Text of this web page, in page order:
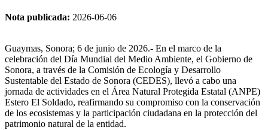
Nota publicada: 2026-06-06
Guaymas, Sonora; 6 de junio de 2026.- En el marco de la
celebración del Día Mundial del Medio Ambiente, el Gobierno de
Sonora, a través de la Comisión de Ecología y Desarrollo
Sustentable del Estado de Sonora (CEDES), llevó a cabo una
jornada de actividades en el Área Natural Protegida Estatal (ANPE)
Estero El Soldado, reafirmando su compromiso con la conservación
de los ecosistemas y la participación ciudadana en la protección del
patrimonio natural de la entidad.